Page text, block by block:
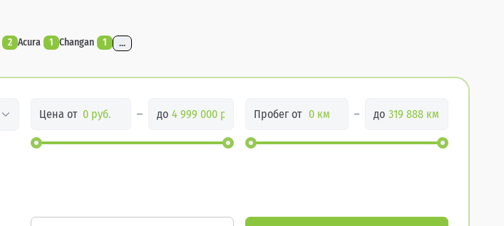
2 Acura 1 Changan 1 ...
Цена от до Пробег от до